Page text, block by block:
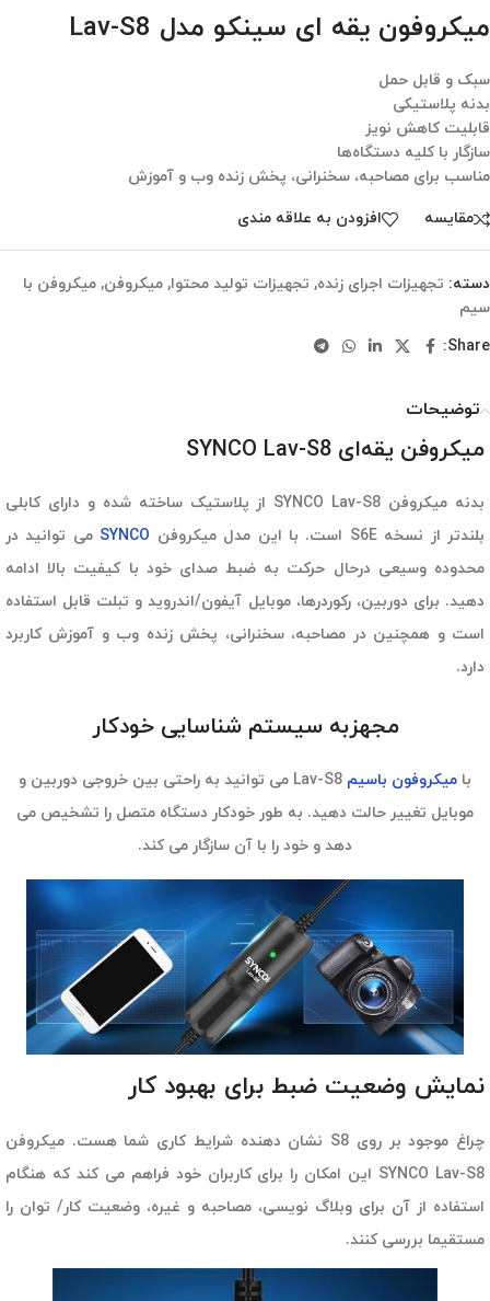
میکروفون یقه‌ ای سینکو مدل Lav-S8
سبک و قابل حمل
بدنه پلاستیکی
قابلیت کاهش نویز
سازگار با کلیه دستگاه‌ها
مناسب برای مصاحبه، سخنرانی، پخش زنده وب و آموزش
مقایسه افزودن به علاقه مندی
دسته: تجهیزات اجرای زنده, تجهیزات تولید محتوا, میکروفن, میکروفن با
سیم
Share:
توضیحات
میکروفن یقه‌ای SYNCO Lav-S8
بدنه میکروفن SYNCO Lav-S8 از پلاستیک ساخته شده و دارای کابلی
بلندتر از نسخه S6E است. با این مدل میکروفن
SYNCO می توانید در
محدوده وسیعی درحال حرکت به ضبط صدای خود با کیفیت بالا ادامه
دهید. برای دوربین، رکوردرها، موبایل آیفون/اندروید و تبلت قابل استفاده
است و همچنین در مصاحبه، سخنرانی، پخش زنده وب و آموزش کاربرد
دارد.
مجهزبه سیستم شناسایی خودکار
با میکروفون باسیم
Lav-S8 می توانید به راحتی بین خروجی دوربین و
موبایل تغییر حالت دهید. به طور خودکار دستگاه متصل را تشخیص می
دهد و خود را با آن سازگار می کند.
نمایش وضعیت ضبط برای بهبود کار
چراغ موجود بر روی S8 نشان دهنده شرایط کاری شما هست. میکروفن
SYNCO Lav-S8 این امکان را برای کاربران خود فراهم می کند که هنگام
استفاده از آن برای وبلاگ نویسی، مصاحبه و غیره، وضعیت کار/ توان را
مستقیما بررسی کنند.